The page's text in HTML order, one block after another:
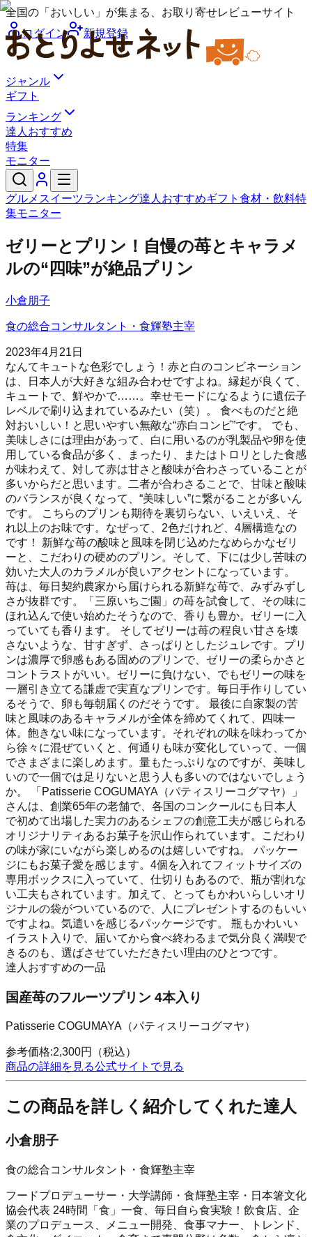
全国の「おいしい」が集まる、お取り寄せレビューサイト
ログイン
新規登録
ジャンル
ギフト
ランキング
達人おすすめ
特集
モニター
グルメ スイーツランキング達人おすすめギフト 食材・飲料特
集モニター
ゼリーとプリン！自慢の苺とキャラメ
ルの“四味”が絶品プリン
小倉朋子
食の総合コンサルタント・食輝塾主宰
2023年4月21日
なんてキュ−トな色彩でしょう！赤と白のコンビネーション
は、日本人が大好きな組み合わせですよね。縁起が良くて、
キュートで、鮮やかで……。幸せモードになるように遺伝子
レベルで刷り込まれているみたい（笑）。 食べものだと絶
対おいしい！と思いやすい無敵な“赤白コンビ”です。 でも、
美味しさには理由があって、白に用いるのが乳製品や卵を使
用している食品が多く、まったり、またはトロリとした食感
が味わえて、対して赤は甘さと酸味が合わさっていることが
多いからだと思います。二者が合わさることで、甘味と酸味
のバランスが良くなって、“美味しい”に繋がることが多いん
です。 こちらのプリンも期待を裏切らない、いえいえ、そ
れ以上のお味です。なぜって、2色だけれど、4層構造なの
です！ 新鮮な苺の酸味と風味を閉じ込めたなめらかなゼリ
ーと、こだわりの硬めのプリン。そして、下には少し苦味の
効いた大人のカラメルが良いアクセントになっています。
苺は、毎日契約農家から届けられる新鮮な苺で、みずみずし
さが抜群です。「三原いちご園」の苺を試食して、その味に
ほれ込んで使い始めたそうなので、香りも豊か。ゼリーに入
っていても香ります。 そしてゼリーは苺の程良い甘さを壊
さないような、甘すぎず、さっぱりとしたジュレです。プリ
ンは濃厚で卵感もある固めのプリンで、ゼリーの柔らかさと
コントラストがいい。ゼリーに負けない、でもゼリーの味を
一層引き立てる謙虚で実直なプリンです。毎日手作りしてい
るそうで、卵も毎朝届くのだそうです。 最後に自家製の苦
味と風味のあるキャラメルが全体を締めてくれて、四味一
体。飽きない味になっています。それぞれの味を味わってか
ら徐々に混ぜていくと、何通りも味が変化していって、一個
でさまざまに楽しめます。量もたっぷりなのですが、美味し
いので一個では足りないと思う人も多いのではないでしょう
か。 「Patisserie COGUMAYA（パティスリーコグマヤ）」
さんは、創業65年の老舗で、各国のコンクールにも日本人
で初めて出場した実力のあるシェフの創意工夫が感じられる
オリジナリティあるお菓子を沢山作られています。こだわり
の味が家にいながら楽しめるのは嬉しいですね。 パッケー
ジにもお菓子愛を感じます。4個を入れてフィットサイズの
専用ボックスに入っていて、仕切りもあるので、瓶が割れな
い工夫もされています。加えて、とってもかわいらしいオリ
ジナルの袋がついているので、人にプレゼントするのもいい
ですよね。気遣いを感じるパッケージです。 瓶もかわいい
イラスト入りで、届いてから食べ終わるまで気分良く満喫で
きるのも、選ばさせていただきたい理由のひとつです。
達人おすすめの一品
国産苺のフルーツプリン 4本入り
Patisserie COGUMAYA（パティスリーコグマヤ）
参考価格:2,300円
（税込）
商品の詳細を見る公式サイトで見る
この商品を詳しく紹介してくれた達人
小倉朋子
食の総合コンサルタント・食輝塾主宰
フードプロデューサー・大学講師・食輝塾主宰・日本箸文化
協会代表 24時間「食」一食、毎日自ら食実験！飲食店、企
業のプロデュース、メニュー開発、食事マナー、トレンド、